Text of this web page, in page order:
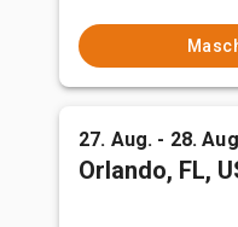
27. Aug. - 28.
Orlando, FL,